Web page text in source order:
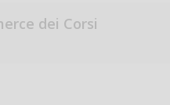
dei Corsi